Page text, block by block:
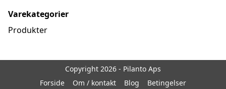
Varekategorier
Produkter
Copyright 2026 - Pilanto Aps
Forside
Om / kontakt Blog Betingelser